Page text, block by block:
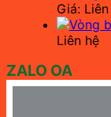
Giá:
Liên hệ
ZALO OA